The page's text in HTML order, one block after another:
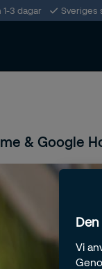
3 dagar Sveriges
& Google
Vi